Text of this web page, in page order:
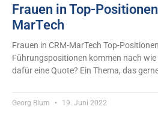
Frauen in Top-
MarTech
Frauen in CRM-MarTech Top-
Führungspositionen kommen nach
dafür eine Quote? Ein Thema, das
Georg Blum 19. Juni 2022